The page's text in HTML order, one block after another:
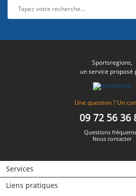
Sportsregions,
un service proposé
Une question ? Un
09 72 56 36
Questions
Nous contacter
Services
Liens pratiques